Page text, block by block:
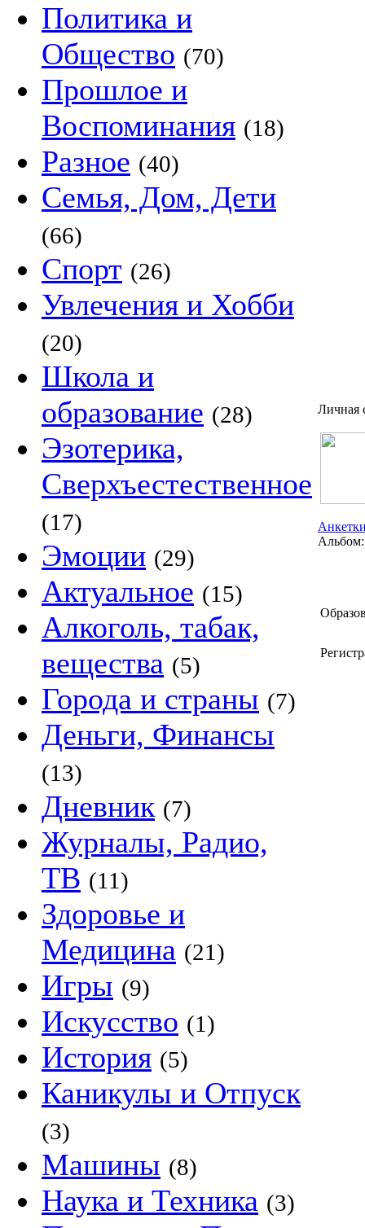
Политика и
Общество (70)
Прошлое и
Воспоминания (18)
Разное (40)
Семья, Дом, Дети
(66)
Спорт (26)
Увлечения и Хобби
(20)
Школа и
образование (28)
Эзотерика,
Сверхъестественное
(17)
Эмоции (29)
Актуальное (15)
Алкоголь, табак,
вещества (5)
Города и страны (7)
Деньги, Финансы
(13)
Дневник (7)
Журналы, Радио,
ТВ (11)
Здоровье и
Медицина (21)
Игры (9)
Искусство (1)
История (5)
Каникулы и Отпуск
(3)
Машины (8)
Наука и Техника (3)
Личная